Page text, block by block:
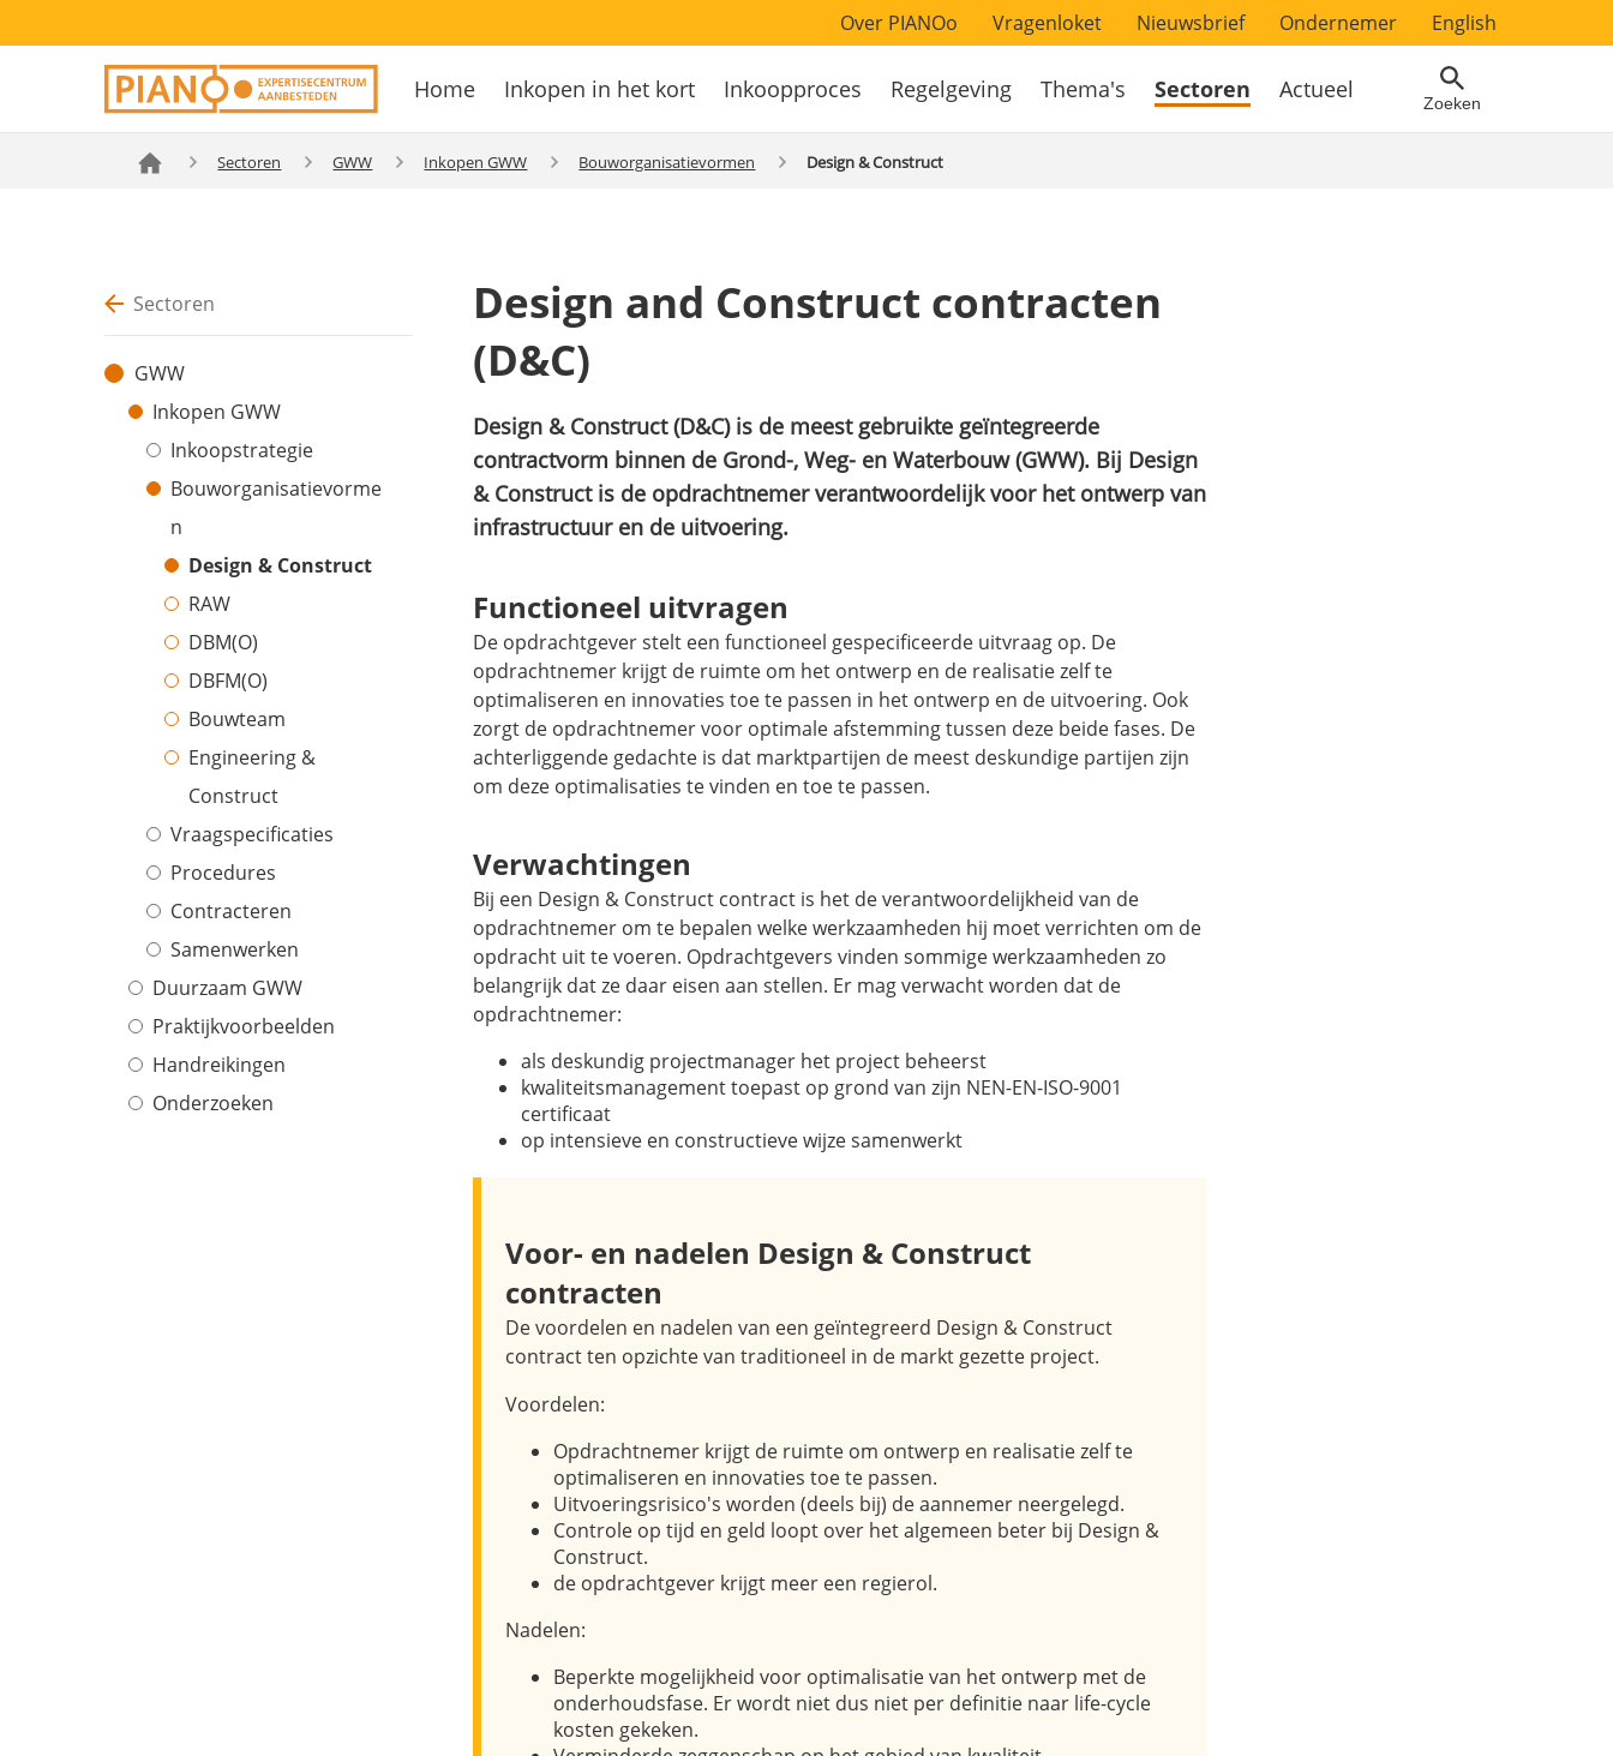
Overslaan
Secondary
navigation
Over PIANOo Vragenloket Nieuwsbrief Ondernemer English
Hoofdnavigatie
Home Inkopen in het kort Inkoopproces Regelgeving Thema's Sectoren Actueel Zoeken
Sectoren GWW Inkopen GWW Bouworganisatievormen Design & Construct
Sectoren
GWW
Inkopen GWW
Inkoopstrategie
Bouworganisatievorme
n
Design & Construct
RAW
DBM(O)
DBFM(O)
Bouwteam
Engineering &
Construct
Vraagspecificaties
Procedures
Contracteren
Samenwerken
Duurzaam GWW
Praktijkvoorbeelden
Handreikingen
Onderzoeken
Design and Construct contracten
(D&C)
Design & Construct(D&C) is de meest gebruikte geïntegreerde
contractvorm binnen de Grond-, Weg- en Waterbouw (GWW). Bij Design
& Constructis de opdrachtnemer verantwoordelijk voor het ontwerp van
infrastructuur en de uitvoering.
Functioneel uitvragen
De opdrachtgever stelt een functioneel gespecificeerde uitvraag op. De
opdrachtnemer krijgt de ruimte om het ontwerp en de realisatie zelf te
optimaliseren en innovaties toe te passen in het ontwerp en de uitvoering. Ook
zorgt de opdrachtnemer voor optimale afstemming tussen deze beide fases. De
achterliggende gedachte is dat marktpartijen de meest deskundige partijen zijn
om deze optimalisaties te vinden en toe te passen.
Verwachtingen
Bij een Design & Construct contract is het de verantwoordelijkheid van de
opdrachtnemer om te bepalen welke werkzaamheden hij moet verrichten om de
opdracht uit te voeren. Opdrachtgevers vinden sommige werkzaamheden zo
belangrijk dat ze daar eisen aan stellen. Er mag verwacht worden dat de
opdrachtnemer:
als deskundig projectmanager het project beheerst
kwaliteitsmanagement toepast op grond van zijn NEN-EN-ISO-9001
certificaat
op intensieve en constructieve wijze samenwerkt
Voor- en nadelen Design & Construct
contracten
De voordelen en nadelen van een geïntegreerd Design & Construct
contract ten opzichte van traditioneel in de markt gezette project.
Voordelen:
Opdrachtnemer krijgt de ruimte om ontwerp en realisatie zelf te
optimaliseren en innovaties toe te passen.
Uitvoeringsrisico's worden (deels bij) de aannemer neergelegd.
Controle op tijd en geld loopt over het algemeen beter bij Design &
Construct.
de opdrachtgever krijgt meer een regierol.
Nadelen:
Beperkte mogelijkheid voor optimalisatie van het ontwerp met de
onderhoudsfase. Er wordt niet dus niet per definitie naar life-cycle
kosten gekeken.